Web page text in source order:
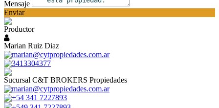
Mensaje
Enviar
Productor
Marian Ruiz Diaz
marian@cytpropiedades.com.ar
3413304377
Sucursal C&T BROKERS Propiedades
marian@cytpropiedades.com.ar
+54 341 7227893